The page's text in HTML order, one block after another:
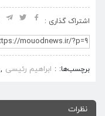
اشتراک گذاری :
برچسب‌ها: ابراهیم رئیسی ,
نظرات